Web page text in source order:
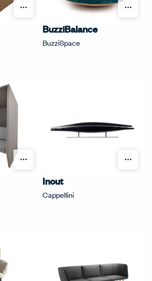
オプションを開く
BuzziBalance
BuzziSpace
Inout
Cappellini